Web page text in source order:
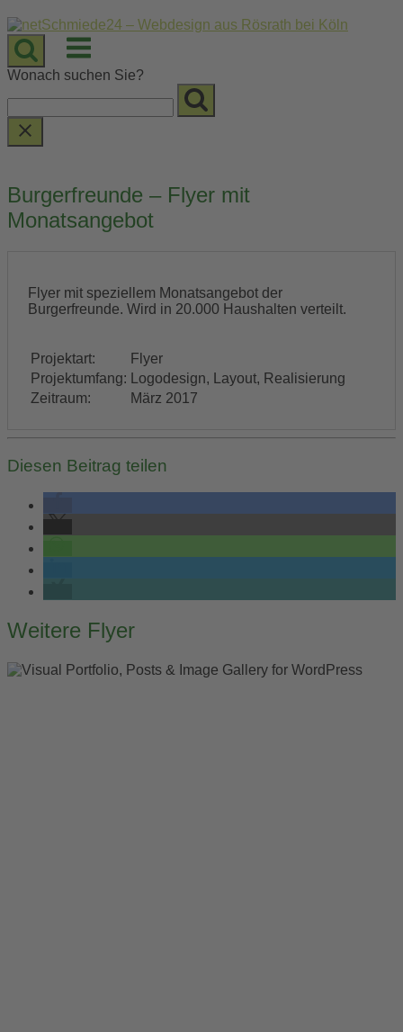
Skip
to
content
Menu
Wonach suchen Sie?
Burgerfreunde – Flyer mit
Monatsangebot
Flyer mit speziellem Monatsangebot der
Burgerfreunde. Wird in 20.000 Haushalten verteilt.
Projektart:
Flyer
Projektumfang:
Logodesign, Layout, Realisierung
Zeitraum:
März 2017
Diesen Beitrag teilen
Post
Weitere Flyer